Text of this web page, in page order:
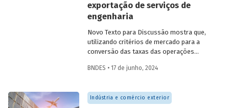
exportação de serviços de
engenharia
Novo Texto para Discussão mostra que,
utilizando critérios de mercado para a
conversão das taxas das operações
equivalentes em reais, os juros cobrados
e estiveram em linha com a taxa Selic –
em média, superando-a.
BNDES • 17 de junho, 2024
Indústria e comércio exterior